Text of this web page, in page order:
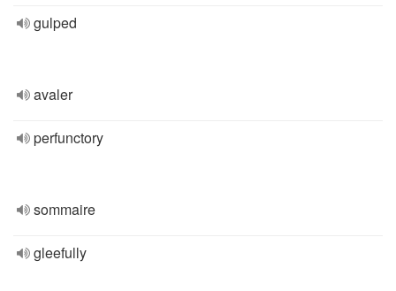
gulped
avaler
perfunctory
sommaire
gleefully